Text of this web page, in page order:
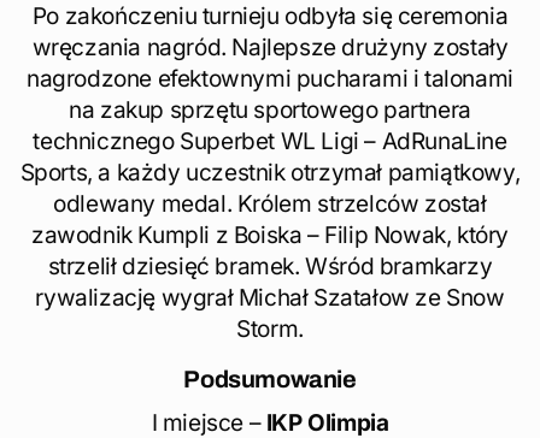
Po zakończeniu turnieju odbyła się ceremonia
wręczania nagród. Najlepsze drużyny zostały
nagrodzone efektownymi pucharami i talonami
na zakup sprzętu sportowego partnera
technicznego Superbet WL Ligi – AdRunaLine
Sports, a każdy uczestnik otrzymał pamiątkowy,
odlewany medal. Królem strzelców został
zawodnik Kumpli z Boiska – Filip Nowak, który
strzelił dziesięć bramek. Wśród bramkarzy
rywalizację wygrał Michał Szatałow ze Snow
Storm.
Podsumowanie
I miejsce – IKP Olimpia